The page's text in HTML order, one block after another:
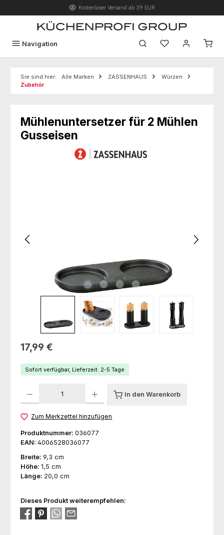
Zum Hauptinhalt springenKostenloser Versand ab 39 EUR
Navigation Du hast 0
Sie sind hier: Alle Marken ZASSENHAUS
Würzen
Zubehör
Mühlenuntersetzer für 2 Mühlen
Gusseisen
Regulärer Preis:
17,99 €
Sofort verfügbar, Lieferzeit: 2-5 Tage
In den Warenkorb
Zum Merkzettel hinzufügen
Produktnummer: 036077
EAN: 4006528036077
Breite: 9,3 cm
Höhe: 1,5 cm
Länge: 20,0 cm
Dieses Produkt weiterempfehlen: